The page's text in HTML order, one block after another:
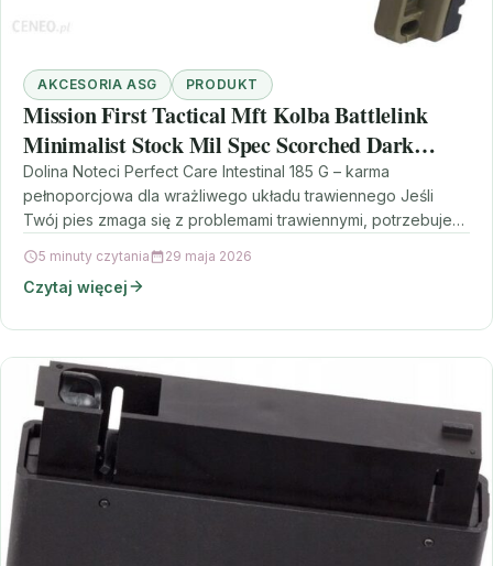
AKCESORIA ASG PRODUKT
Mission First Tactical Mft Kolba Battlelink
Minimalist Stock Mil Spec Scorched Dark
Earth Bmsmil Sde
Dolina Noteci Perfect Care Intestinal 185 G – karma
pełnoporcjowa dla wrażliwego układu trawiennego Jeśli
Twój pies zmaga się z problemami trawiennymi, potrzebuje
5 minuty czytania 29 maja 2026
Czytaj więcej